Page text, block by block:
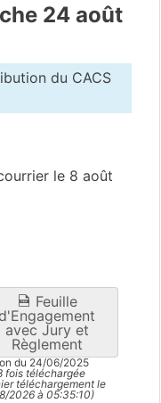
24 août
du CACS
le 8 août
Feuille
d'Engagement
avec Jury et
Règlement
du 24/06/2025
fois téléchargée
téléchargement le
2026 à 05:35:10)